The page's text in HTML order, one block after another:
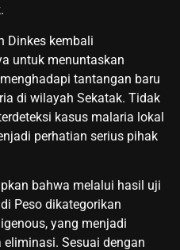
Dinkes kembali
untuk menuntaskan
tantangan baru
di wilayah Sekatak. Tidak
kasus malaria lokal
perhatian serius pihak
bahwa melalui hasil uji
Peso dikategorikan
yang menjadi
Sesuai dengan